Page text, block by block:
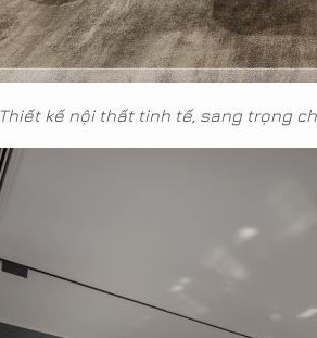
Thiết kế nội thất tinh tế, sang trọng